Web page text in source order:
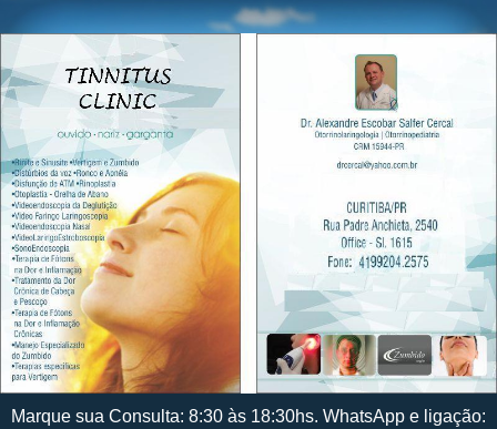
Marque sua Consulta: 8:30 às 18:30hs. WhatsApp e ligação: